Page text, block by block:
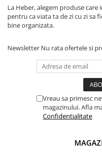
La Heber, alegem produse
pentru ca viata ta de zi cu zi sa
bine organizata.
Newsletter Nu rata ofertele si
Vreau sa primesc
magazinului. Afla
Confidentialitate